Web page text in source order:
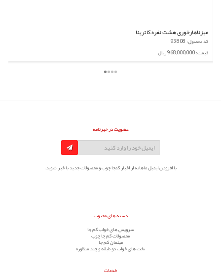
میزناهارخوری هشت نفره کاترینا
کد محصول: 93808
قیمت: 968,000,000 ریال
عضویت در خبرنامه
با افزودن ایمیل ماهانه از اخبار کمجا چوب و محصولات جدید با خبر شوید.
دسته های محبوب
سرویس های خواب کم جا
محصولات کم جا چوب
مبلمان کم جا
تخت های خواب دو طبقه و چند منظوره
خدمات